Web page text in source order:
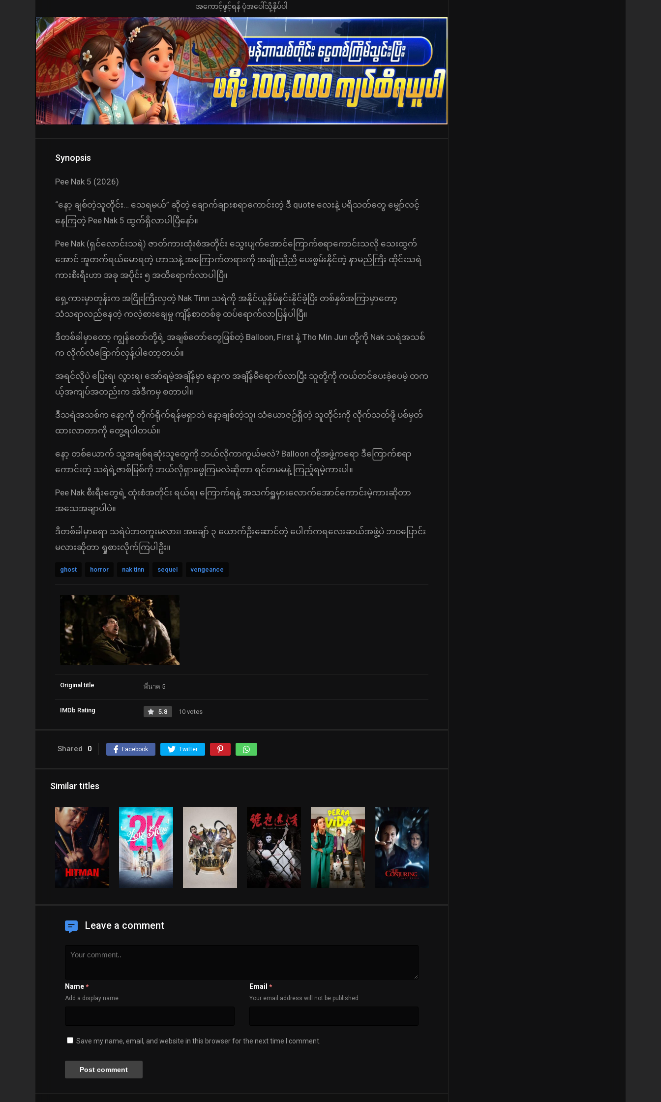
အကောင့်ဖွင့်ရန် ပုံအပေါ်သို့နှိပ်ပါ
Synopsis
Pee Nak 5 (2026)
“နော့ ချစ်တဲ့သူတိုင်း… သေရမယ်” ဆိုတဲ့ ချောက်ချားစရာကောင်းတဲ့ ဒီ quote လေးနဲ့ ပရိသတ်တွေ မျှော်လင့်
နေကြတဲ့ Pee Nak 5 ထွက်ရှိလာပါပြီနော်။
Pee Nak (ရှင်လောင်းသရဲ) ဇာတ်ကားထုံးစံအတိုင်း သွေးပျက်အောင်ကြောက်စရာကောင်းသလို သေးထွက်
အောင် အူတက်ရယ်မောရတဲ့ ဟာသနဲ့ အကြောက်တရားကို အချိုးညီညီ ပေးစွမ်းနိုင်တဲ့ နာမည်ကြီး ထိုင်းသရဲ
ကားစီးရီးဟာ အခု အပိုင်း ၅ အထိရောက်လာပါပြီ။
ရှေ့ကားမှာတုန်းက အငြိုးကြီးလှတဲ့ Nak Tinn သရဲကို အနိုင်ယူနှိမ်နင်းနိုင်ခဲ့ပြီး တစ်နှစ်အကြာမှာတော့
သံသရာလည်နေတဲ့ ကလဲ့စားချေမှု ကျိန်စာတစ်ခု ထပ်ရောက်လာပြန်ပါပြီ။
ဒီတစ်ခါမှာတော့ ကျွန်တော်တို့ရဲ့ အချစ်တော်တွေဖြစ်တဲ့ Balloon, First နဲ့ Tho Min Jun တို့ကို Nak သရဲအသစ်
က လိုက်လံခြောက်လှန့်ပါတော့တယ်။
အရင်လိုပဲ ပြေးရ၊ လွှားရ၊ အော်ရမဲ့အချိန်မှာ နော့က အချိန်မီရောက်လာပြီး သူတို့ကို ကယ်တင်ပေးခဲ့ပေမဲ့ တက
ယ့်အကျပ်အတည်းက အဲဒီကမှ စတာပါ။
ဒီသရဲအသစ်က နော့ကို တိုက်ရိုက်ရန်မရှာဘဲ နော့ချစ်တဲ့သူ၊ သံယောဇဉ်ရှိတဲ့ သူတိုင်းကို လိုက်သတ်ဖို့ ပစ်မှတ်
ထားလာတာကို တွေ့ရပါတယ်။
နော့ တစ်ယောက် သူ့အချစ်ရဆုံးသူတွေကို ဘယ်လိုကာကွယ်မလဲ? Balloon တို့အဖွဲ့ကရော ဒီကြောက်စရာ
ကောင်းတဲ့ သရဲရဲ့ဇာစ်မြစ်ကို ဘယ်လိုရှာဖွေကြမလဲဆိုတာ ရင်တမမနဲ့ ကြည့်ရမဲ့ကားပါ။
Pee Nak စီးရီးတွေရဲ့ ထုံးစံအတိုင်း ရယ်ရ၊ ကြောက်ရနဲ့ အသက်ရှူမှားလောက်အောင်ကောင်းမဲ့ကားဆိုတာ
အသေအချာပါပဲ။
ဒီတစ်ခါမှာရော သရဲပဲဘဝကူးမလား၊ အချော် ၃ ယောက်ဦးဆောင်တဲ့ ပေါက်ကရလေးဆယ်အဖွဲ့ပဲ ဘဝပြောင်း
မလားဆိုတာ ရှုစားလိုက်ကြပါဦး။
ghost horror nak tinn sequel vengeance
Original title พี่นาค 5
IMDb Rating 5.8 10 votes
Shared 0 Facebook Twitter
Similar titles
Leave a comment
Name *
Add a display name
Email *
Your email address will not be published
Save my name, email, and website in this browser for the next time I comment.